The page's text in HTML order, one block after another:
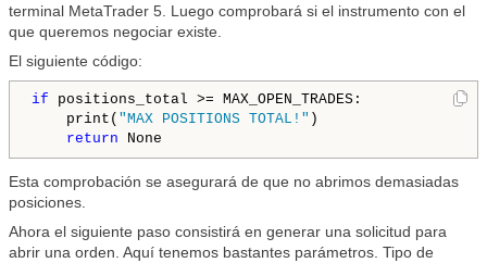
terminal MetaTrader 5. Luego comprobará si el instrumento con el
que queremos negociar existe.
El siguiente código:
if positions_total >= MAX_OPEN_TRADES:
print( "MAX POSITIONS TOTAL!" )
return None
Esta comprobación se asegurará de que no abrimos demasiadas
posiciones.
Ahora el siguiente paso consistirá en generar una solicitud para
abrir una orden. Aquí tenemos bastantes parámetros. Tipo de